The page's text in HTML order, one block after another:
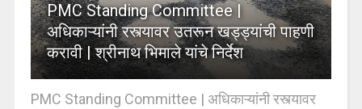
PMC Standing Committee |
अधिकाऱ्यांनी रस्त्यावर उतरून खड्ड्यांची पाहणी
करावी | श्रीनाथ भिमाले यांचे निर्देश
PMC Standing Committee | अधिकाऱ्यांनी रस्त्यावर